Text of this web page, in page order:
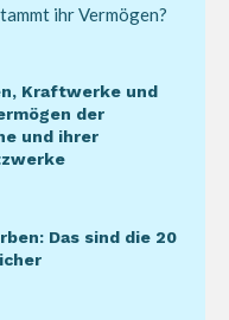
ihr Vermögen?
Kraftwerke und
der
und ihrer
Das sind die 20